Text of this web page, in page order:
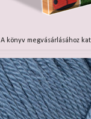
A könyv megvásárlásához